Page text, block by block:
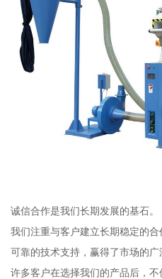
诚信合作是我们长期发展的基石。
我们注重与客户建立长期稳定的
可靠的技术支持，赢得了市场的广
许多客户在选择我们的产品后，